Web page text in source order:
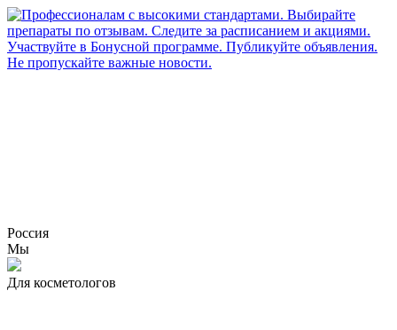
Россия
Мы
Для косметологов